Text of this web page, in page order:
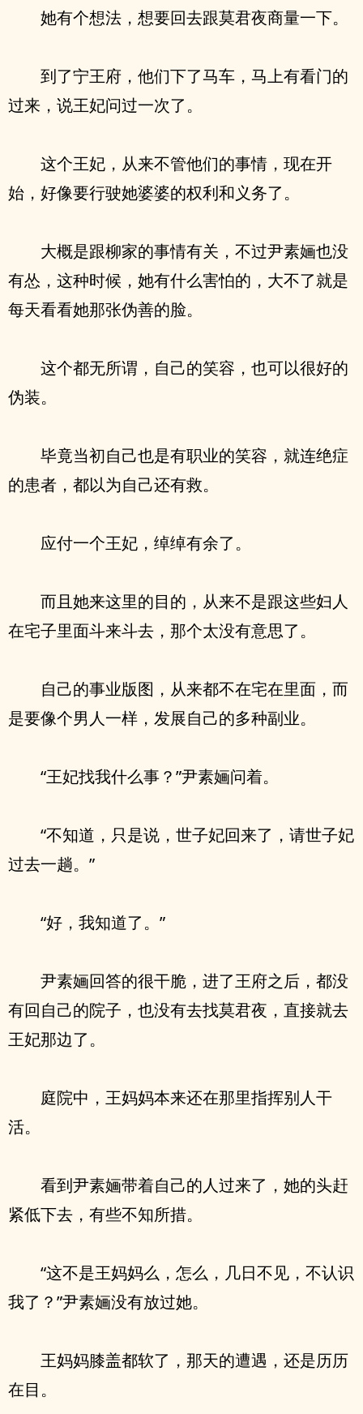
她有个想法，想要回去跟莫君夜商量一下。
到了宁王府，他们下了马车，马上有看门的
过来，说王妃问过一次了。
这个王妃，从来不管他们的事情，现在开
始，好像要行驶她婆婆的权利和义务了。
大概是跟柳家的事情有关，不过尹素婳也没
有怂，这种时候，她有什么害怕的，大不了就是
每天看看她那张伪善的脸。
这个都无所谓，自己的笑容，也可以很好的
伪装。
毕竟当初自己也是有职业的笑容，就连绝症
的患者，都以为自己还有救。
应付一个王妃，绰绰有余了。
而且她来这里的目的，从来不是跟这些妇人
在宅子里面斗来斗去，那个太没有意思了。
自己的事业版图，从来都不在宅在里面，而
是要像个男人一样，发展自己的多种副业。
“王妃找我什么事？”尹素婳问着。
“不知道，只是说，世子妃回来了，请世子妃
过去一趟。”
“好，我知道了。”
尹素婳回答的很干脆，进了王府之后，都没
有回自己的院子，也没有去找莫君夜，直接就去
王妃那边了。
庭院中，王妈妈本来还在那里指挥别人干
活。
看到尹素婳带着自己的人过来了，她的头赶
紧低下去，有些不知所措。
“这不是王妈妈么，怎么，几日不见，不认识
我了？”尹素婳没有放过她。
王妈妈膝盖都软了，那天的遭遇，还是历历
在目。